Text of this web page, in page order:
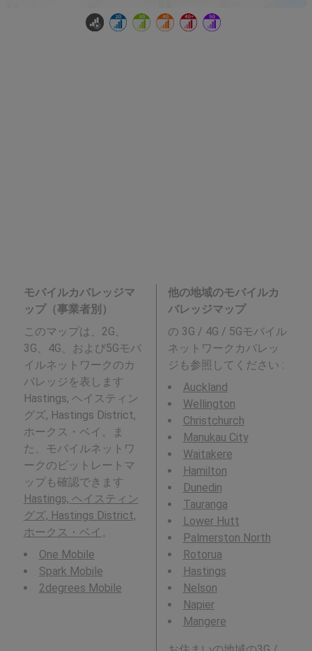
モバイルカバレッジマ
ップ（事業者別）
このマップは、2G、
3G、4G、および5Gモバ
イルネットワークのカ
バレッジを表します
Hastings, ヘイスティン
グズ, Hastings District,
ホークス・ベイ。ま
た、モバイルネットワ
ークのビットレートマ
ップも確認できます
Hastings, ヘイスティン
グズ, Hastings District,
ホークス・ベイ 。
One Mobile
Spark Mobile
2degrees Mobile
他の地域のモバイルカ
バレッジマップ
の 3G / 4G / 5Gモバイル
ネットワークカバレッ
ジも参照してください :
Auckland
Wellington
Christchurch
Manukau City
Waitakere
Hamilton
Dunedin
Tauranga
Lower Hutt
Palmerston North
Rotorua
Hastings
Nelson
Napier
Mangere